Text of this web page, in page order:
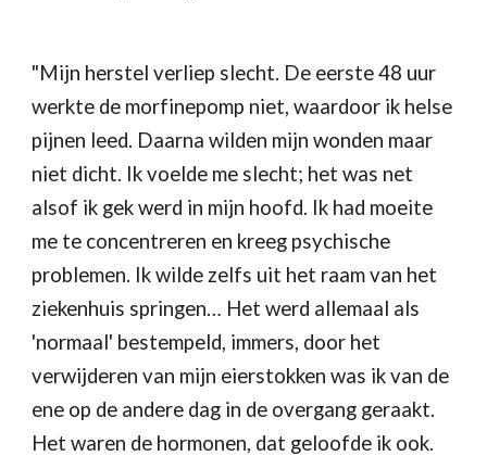
"Mijn herstel verliep slecht. De eerste 48 uur
werkte de morfinepomp niet, waardoor ik helse
pijnen leed. Daarna wilden mijn wonden maar
niet dicht. Ik voelde me slecht; het was net
alsof ik gek werd in mijn hoofd. Ik had moeite
me te concentreren en kreeg psychische
problemen. Ik wilde zelfs uit het raam van het
ziekenhuis springen… Het werd allemaal als
'normaal' bestempeld, immers, door het
verwijderen van mijn eierstokken was ik van de
ene op de andere dag in de overgang geraakt.
Het waren de hormonen, dat geloofde ik ook.